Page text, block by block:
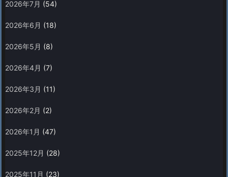
2026年7月 (54)
2026年6月 (18)
2026年5月 (8)
2026年4月 (7)
2026年3月 (11)
2026年2月 (2)
2026年1月 (47)
2025年12月 (28)
2025年11月 (23)